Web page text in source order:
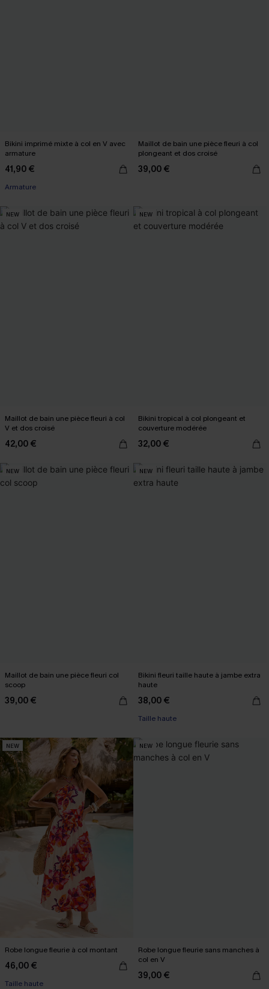
Bikini imprimé mixte à col en V avec
armature
41,90 €
Armature
Maillot de bain une pièce fleuri à col
plongeant et dos croisé
39,00 €
NEW
Maillot de bain une pièce fleuri à col
V et dos croisé
42,00 €
NEW
Bikini tropical à col plongeant et
couverture modérée
32,00 €
NEW
Maillot de bain une pièce fleuri col
scoop
39,00 €
NEW
Bikini fleuri taille haute à jambe extra
haute
38,00 €
Taille haute
NEW
Robe longue fleurie à col montant
46,00 €
Taille haute
NEW
Robe longue fleurie sans manches à
col en V
39,00 €